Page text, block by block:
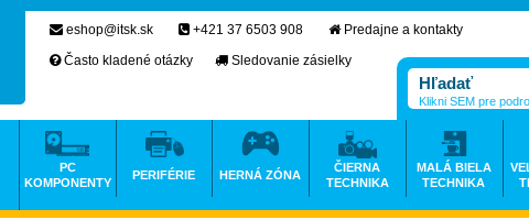
eshop@itsk.sk +421 37 6503 908
Predajne a kontakty
Často kladené otázky
Sledovanie zásielky
Klikni SEM pre
PC
KOMPONENTY
PERIFÉRIE HERNÁ ZÓNA
ČIERNA
TECHNIKA
MALÁ BIELA
TECHNIKA